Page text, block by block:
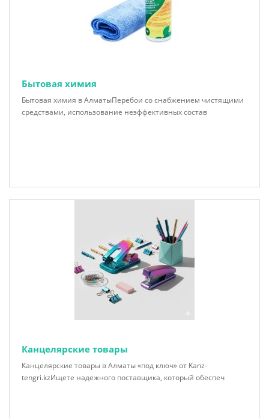
Бытовая химия
Бытовая химия в АлматыПеребои со снабжением чистящими
средствами, использование неэффективных состав
Канцелярские товары
Канцелярские товары в Алматы «под ключ» от Kanz-
tengri.kzИщете надежного поставщика, который обеспеч